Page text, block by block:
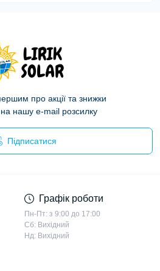
про акції та знижки
на нашу e-mail розсилку
Підписатися
Графік роботи
Пн-Пт: з 9:00 до 17:00
Сб: Вихідний
Нд: Вихідний